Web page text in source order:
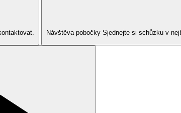
Canonnier (10–15 minut autem) a Le Victoria (30
Návštěva pobočky Sjednejte si schůzku v